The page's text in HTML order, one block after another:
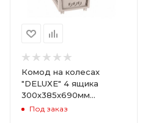
Комод на колесах
"DELUXE" 4 ящика
300х385х690мм
(Светло-бежевый)
Под заказ